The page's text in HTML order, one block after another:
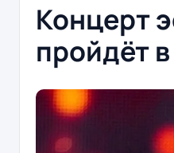
Концерт
пройдёт